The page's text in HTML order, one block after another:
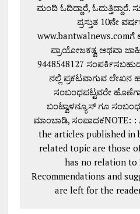
ಮಂದಿ ಓದಿದ್ದಾರೆ, ಓದುತ್ತಿದ್ದಾರೆ.
ಪ್ರಸ್ತುತ 10ನೇ
ಪ್ರಾಯೋಜಕತ್ವ ಅಥವಾ
9448548127
ನಲ್ಲಿ ಪ್ರಕಟವಾಗುವ ಲೇಖನ
ಸಂಬಂಧಪಟ್ಟವರೇ
ಬಂಟ್ವಾಳನ್ಯೂಸ್ ಗೂ
ಮಾಂಬಾಡಿ, ಸಂಪಾದಕNOTE: :
the articles published in
related topic are those
has no relation to
Recommendations and
are left for the